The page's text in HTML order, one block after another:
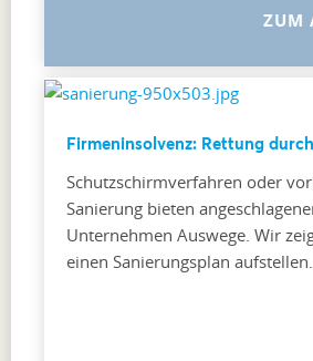
ZUM
Firmeninsolvenz: Rettung
Schutzschirmverfahren oder
Sanierung bieten
Unternehmen Auswege. Wir
einen Sanierungsplan aufstellen.